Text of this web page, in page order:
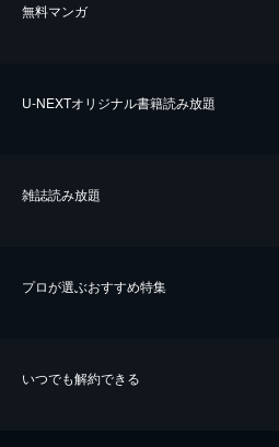
無料マンガ
U-NEXTオリジナル書籍読み放題
雑誌読み放題
プロが選ぶおすすめ特集
いつでも解約できる